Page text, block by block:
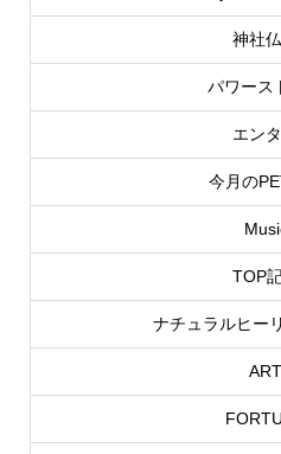
神社
パワース
エン
今月の
TOP
ナチュラルヒー
ART